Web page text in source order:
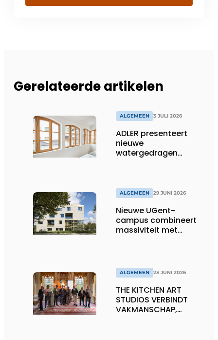
Gerelateerde artikelen
ALGEMEEN 3 JULI 2026
ADLER presenteert
nieuwe
watergedragen
ALGEMEEN 29 JUNI 2026
Nieuwe UGent-
campus combineert
massiviteit met
ALGEMEEN 23 JUNI 2026
THE KITCHEN ART
STUDIOS VERBINDT
VAKMANSCHAP,